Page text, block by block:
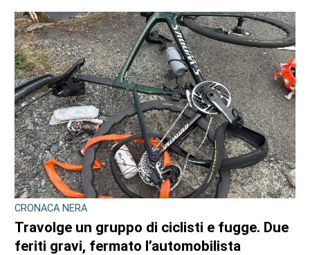
CRONACA NERA
Travolge un gruppo di ciclisti e fugge. Due
feriti gravi, fermato l’automobilista